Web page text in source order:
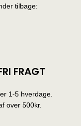
tilbage:
FRAGT
1-5 hverdage.
over 500kr.